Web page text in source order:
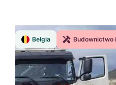
Budownictwo
Belgia